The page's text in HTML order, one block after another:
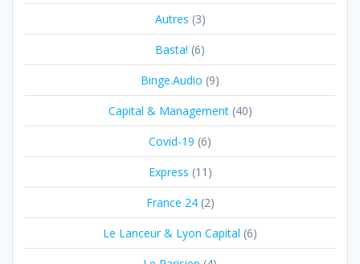
Autres (3)
Basta! (6)
Binge.Audio (9)
Capital & Management(40)
Covid-19 (6)
Express (11)
France 24(2)
Le Lanceur & Lyon Capital (6)